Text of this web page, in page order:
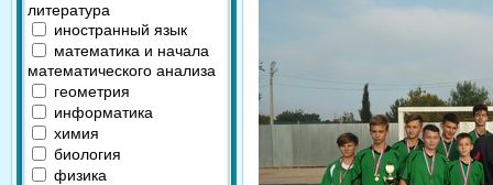
литература
иностранный язык
математика и начала
математического анализа
геометрия
информатика
химия
биология
физика